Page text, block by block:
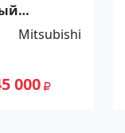
на-
Mitsubishi
000